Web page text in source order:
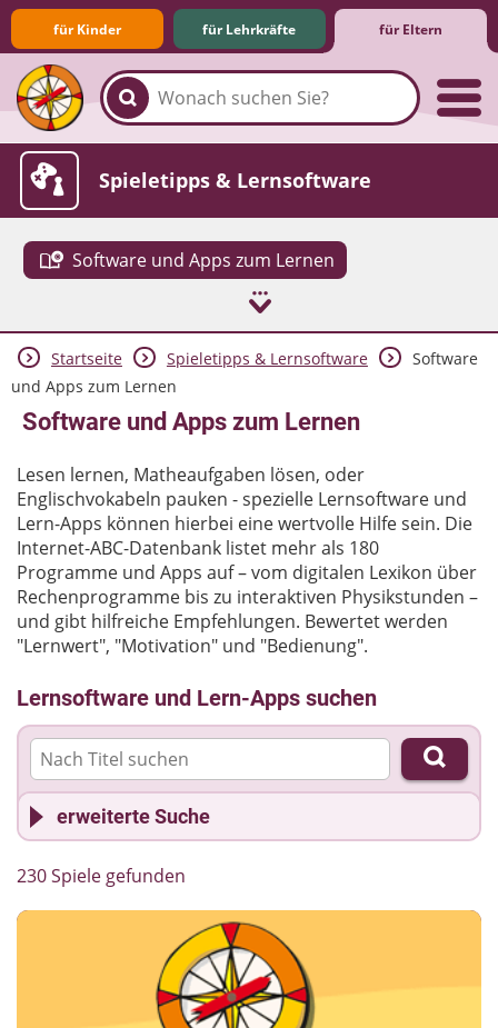
für Kinder für Lehrkräfte für Eltern
Familie & Medien
Spieletipps & Lernsoftware
Software und Apps zum Lernen
Die Jüngsten im Netz
Lexikon
Aktuelles
Startseite Spieletipps & Lernsoftware
Software
und Apps zum Lernen
Software und Apps zum Lernen
Lesen lernen, Matheaufgaben lösen, oder
Englischvokabeln pauken - spezielle Lernsoftware und
Lern-Apps können hierbei eine wertvolle Hilfe sein. Die
Internet-ABC-Datenbank listet mehr als 180
Programme und Apps auf – vom digitalen Lexikon über
Rechenprogramme bis zu interaktiven Physikstunden –
und gibt hilfreiche Empfehlungen. Bewertet werden
"Lernwert", "Motivation" und "Bedienung".
Lernsoftware und Lern-Apps suchen
erweiterte Suche
alle auswählen |Auswahl aufheben
Apps für Tablets / Smartphones (Android)
Apps für iPad / iPhone (iOS)
Nintendo Switch
230 Spiele gefunden